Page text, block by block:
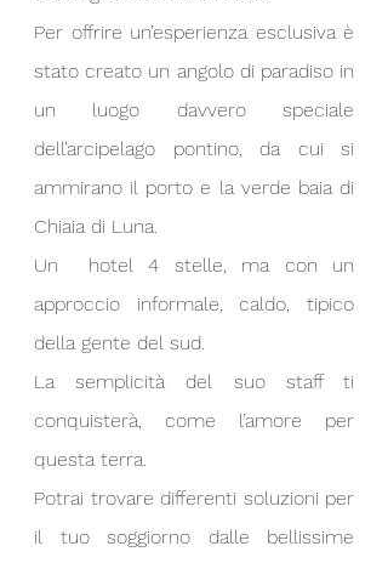
Per offrire un’esperienza esclusiva è
stato creato un angolo di paradiso in
un luogo davvero speciale
dell’arcipelago pontino, da cui si
ammirano il porto e la verde baia di
Chiaia di Luna.
Un  hotel 4 stelle, ma con un
approccio informale, caldo, tipico
della gente del sud.
La semplicità del suo staff ti
conquisterà, come l’amore per
questa terra.
Potrai trovare differenti soluzioni per
il tuo soggiorno dalle bellissime